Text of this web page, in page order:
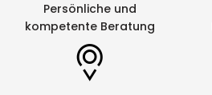
Autom.
Bandabschneider
nein
Dateiimport
Persönliche und
kompetente Beratung